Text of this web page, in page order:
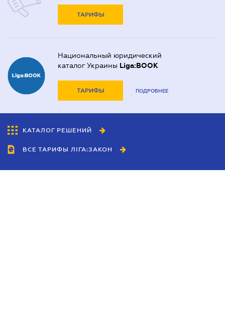
ТАРИФЫ
Национальный юридический
каталог Украины Liga:BOOK
ТАРИФЫ ПОДРОБНЕЕ
КАТАЛОГ РЕШЕНИЙ
ВСЕ ТАРИФЫ ЛІГА:ЗАКОН